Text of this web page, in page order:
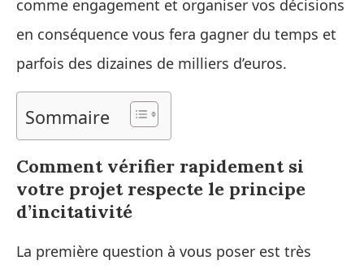
comme engagement et organiser vos décisions
en conséquence vous fera gagner du temps et
parfois des dizaines de milliers d’euros.
Sommaire
Comment vérifier rapidement si
votre projet respecte le principe
d’incitativité
La première question à vous poser est très